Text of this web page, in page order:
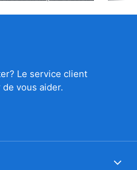
Le service client
de vous aider.